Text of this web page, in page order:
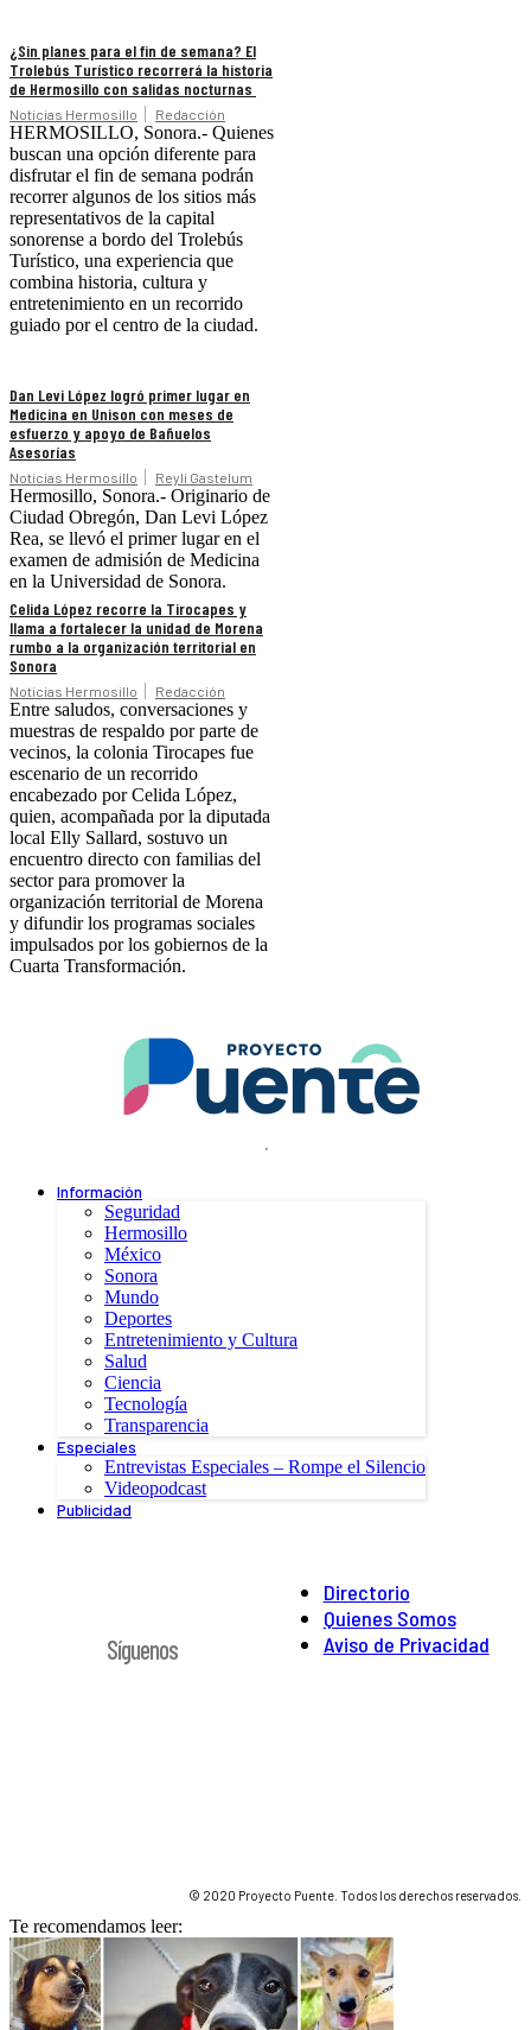
¿Sin planes para el fin de semana? El
Trolebús Turístico recorrerá la historia
de Hermosillo con salidas nocturnas
Noticias Hermosillo Redacción
HERMOSILLO, Sonora.- Quienes
buscan una opción diferente para
disfrutar el fin de semana podrán
recorrer algunos de los sitios más
representativos de la capital
sonorense a bordo del Trolebús
Turístico, una experiencia que
combina historia, cultura y
entretenimiento en un recorrido
guiado por el centro de la ciudad.
Dan Levi López logró primer lugar en
Medicina en Unison con meses de
esfuerzo y apoyo de Bañuelos
Asesorías
Noticias Hermosillo Reyli Gastelum
Hermosillo, Sonora.- Originario de
Ciudad Obregón, Dan Levi López
Rea, se llevó el primer lugar en el
examen de admisión de Medicina
en la Universidad de Sonora.
Celida López recorre la Tirocapes y
llama a fortalecer la unidad de Morena
rumbo a la organización territorial en
Sonora
Noticias Hermosillo Redacción
Entre saludos, conversaciones y
muestras de respaldo por parte de
vecinos, la colonia Tirocapes fue
escenario de un recorrido
encabezado por Celida López,
quien, acompañada por la diputada
local Elly Sallard, sostuvo un
encuentro directo con familias del
sector para promover la
organización territorial de Morena
y difundir los programas sociales
impulsados por los gobiernos de la
Cuarta Transformación.
.
Información
Seguridad
Hermosillo
México
Sonora
Mundo
Deportes
Entretenimiento y Cultura
Salud
Ciencia
Tecnología
Transparencia
Especiales
Entrevistas Especiales – Rompe el Silencio
Videopodcast
Publicidad
Directorio
Quienes Somos
Aviso de Privacidad
Síguenos
© 2020 Proyecto Puente. Todos los derechos reservados.
Te recomendamos leer: